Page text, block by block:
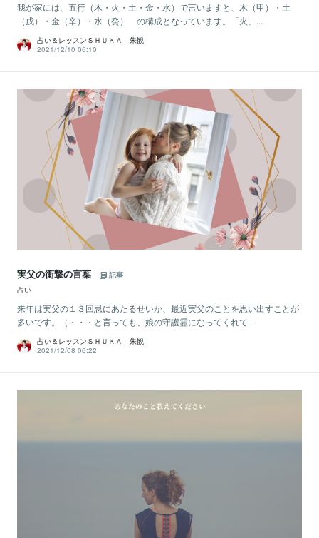
我が家には、五行（木・火・土・金・水）で言いますと、木（甲）・土
（戊）・金（辛）・水（癸） の構成となっています。「火」...
占い＆レッスンＳＨＵＫＡ 朱観
2021/12/10 06:10
実父の衝撃の言葉
記事
占い
来年は実父の１３回忌にあたるせいか、最近実父のことを思い出すことが
多いです。（・・・と言っても、娘の守護霊になってくれて...
占い＆レッスンＳＨＵＫＡ 朱観
2021/12/08 06:22